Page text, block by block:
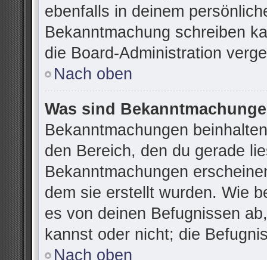
ebenfalls in deinem
Bekanntmachung schreiben
die Board-Administration
Nach oben
Was sind
Bekanntmachungen
den Bereich, den du gerade
Bekanntmachungen
dem sie erstellt wurden. Wie
es von deinen Befugnissen
kannst oder nicht; die
Nach oben